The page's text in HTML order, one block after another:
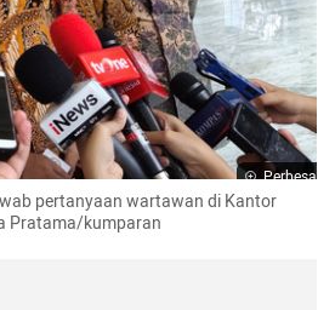
Perbesar
pertanyaan wartawan di Kantor
Pratama/kumparan